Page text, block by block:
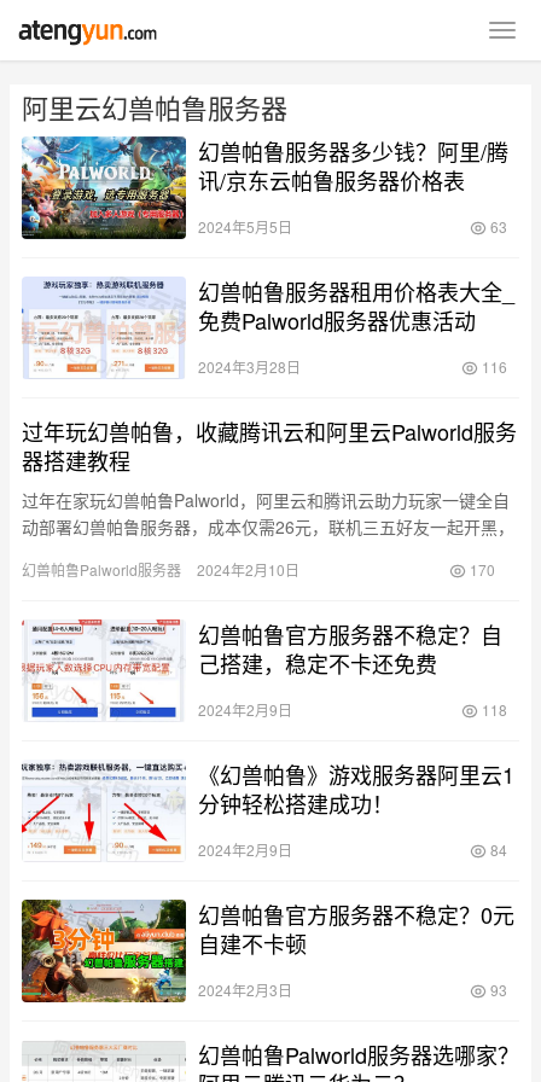
阿里云幻兽帕鲁服务器
幻兽帕鲁服务器多少钱？阿里/腾
讯/京东云帕鲁服务器价格表
2024年5月5日 63
幻兽帕鲁服务器租用价格表大全_
免费Palworld服务器优惠活动
2024年3月28日 116
过年玩幻兽帕鲁，收藏腾讯云和阿里云Palworld服务
器搭建教程
过年在家玩幻兽帕鲁Palworld，阿里云和腾讯云助力玩家一键全自
动部署幻兽帕鲁服务器，成本仅需26元，联机三五好友一起开黑，
幻兽帕鲁Palworld服务器 2024年2月10日 170
幻兽帕鲁官方服务器不稳定？自
己搭建，稳定不卡还免费
2024年2月9日 118
《幻兽帕鲁》游戏服务器阿里云1
分钟轻松搭建成功！
2024年2月9日 84
幻兽帕鲁官方服务器不稳定？0元
自建不卡顿
2024年2月3日 93
幻兽帕鲁Palworld服务器选哪家？